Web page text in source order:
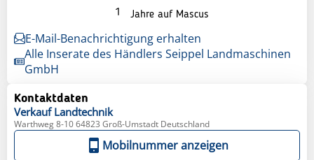
1 Jahre auf Mascus
E-Mail-Benachrichtigung erhalten
Alle Inserate des Händlers Seippel Landmaschinen
GmbH
Kontaktdaten
Verkauf Landtechnik
Warthweg 8-10 64823 Groß-Umstadt Deutschland
Mobilnummer anzeigen